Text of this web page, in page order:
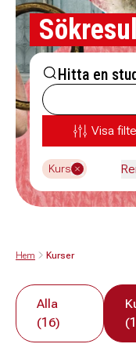
Hitta en
Visa
Kurs
Hem Kurser
Alla
(16)